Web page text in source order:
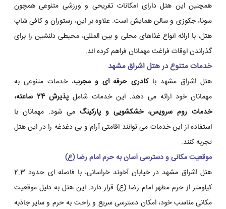
همچنین این هتل دارای امکانات تفریحی و ورزشی متنوعی همچون
سونا، جکوزی و سالن همایش است. علاوه بر این، رستوران و کافی شاپ
هتل، با ارائه انواع غذاهای محلی و بین المللی، محیطی دلنشین را برای
گذراندن اوقات فراغت مهمانان فراهم کرده اند.
خدمات متنوع در هتل اشراق مشهد
هتل اشراق مشهد باکادری حرفه ای و مجرب، خدمات متنوعی به
مهمانان خود ارائه می دهد. این خدمات شامل
پذیرش 24 ساعته،
خدمات روم سرویس، خشکشویی و پارکینگ می شود. مهمانان با
استفاده از این خدمات می توانند اقامتی آرام و بی دغدغه را در این هتل
تجربه کنند.
موقعیت مکانی و دسترسی آسان به حرم امام رضا (ع)
هتل اشراق مشهد در خیابان آخوند خراسانی، با فاصله ای حدود 2.3
کیلومتر از حرم مطهر امام رضا (ع) قرار دارد. این هتل به دلیل موقعیت
مکانی مناسب خود، امکان دسترسی سریع و راحت به حرم و سایر جاذبه